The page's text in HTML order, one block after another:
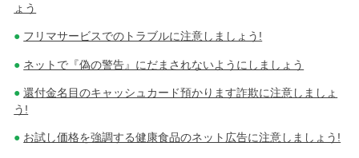
ょう
フリマサービスでのトラブルに注意しましょう!
ネットで『偽の警告』にだまされないようにしましょう
還付金名目のキャッシュカード預かります詐欺に注意しましょ
う!
お試し価格を強調する健康食品のネット広告に注意しましょう!